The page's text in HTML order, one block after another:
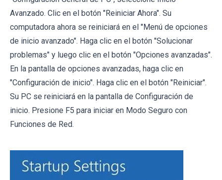
Avanzado. Clic en el botón "Reiniciar Ahora". Su
computadora ahora se reiniciará en el "Menú de opciones
de inicio avanzado". Haga clic en el botón "Solucionar
problemas" y luego clic en el botón "Opciones avanzadas".
En la pantalla de opciones avanzadas, haga clic en
"Configuración de inicio". Haga clic en el botón "Reiniciar".
Su PC se reiniciará en la pantalla de Configuración de
inicio. Presione F5 para iniciar en Modo Seguro con
Funciones de Red.